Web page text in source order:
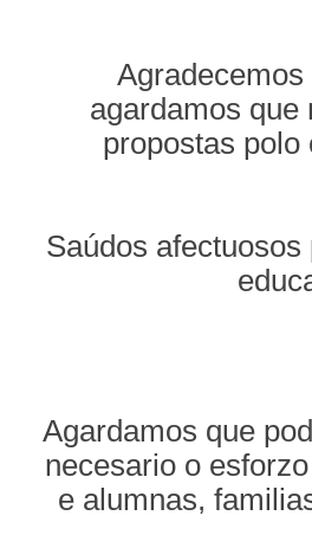
agardamos
propostas polo
Saúdos
Agardamos que
necesario o
e alumnas,